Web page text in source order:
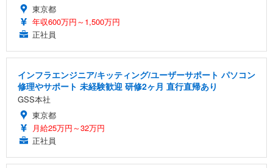
東京都
年収600万円～1,500万円
正社員
インフラエンジニア/キッティング/ユーザーサポート パソコン
修理やサポート 未経験歓迎 研修2ヶ月 直行直帰あり
GSS本社
東京都
月給25万円～32万円
正社員